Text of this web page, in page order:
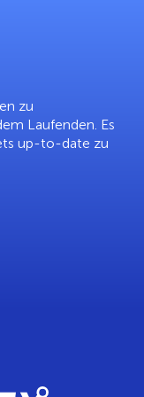
zu
Laufenden. Es
up-to-date zu